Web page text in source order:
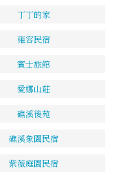
丁丁的家
雍容民宿
賓士旅館
愛娜山莊
礁溪後苑
礁溪象園民宿
紫薇庭園民宿